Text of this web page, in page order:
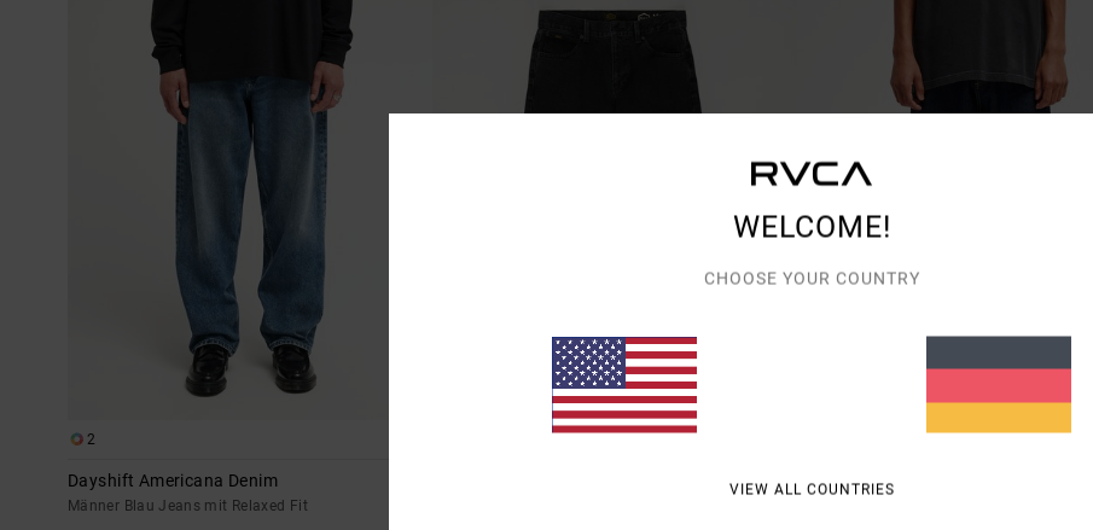
2
Dayshift Americana Denim
Männer Blau Jeans mit Relaxed Fit
Skate
WELCOME!
CHOOSE YOUR COUNTRY
VIEW ALL COUNTRIES